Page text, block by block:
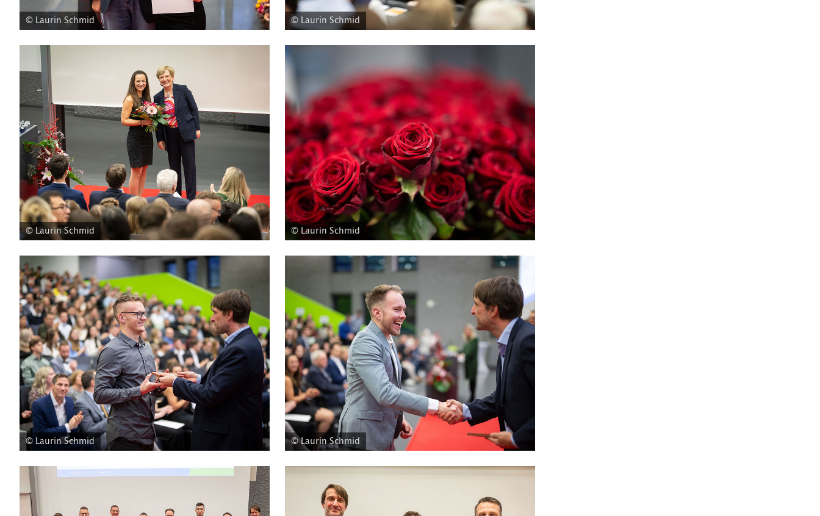
© Laurin Schmid © Laurin Schmid
© Laurin Schmid © Laurin Schmid
© Laurin Schmid © Laurin Schmid